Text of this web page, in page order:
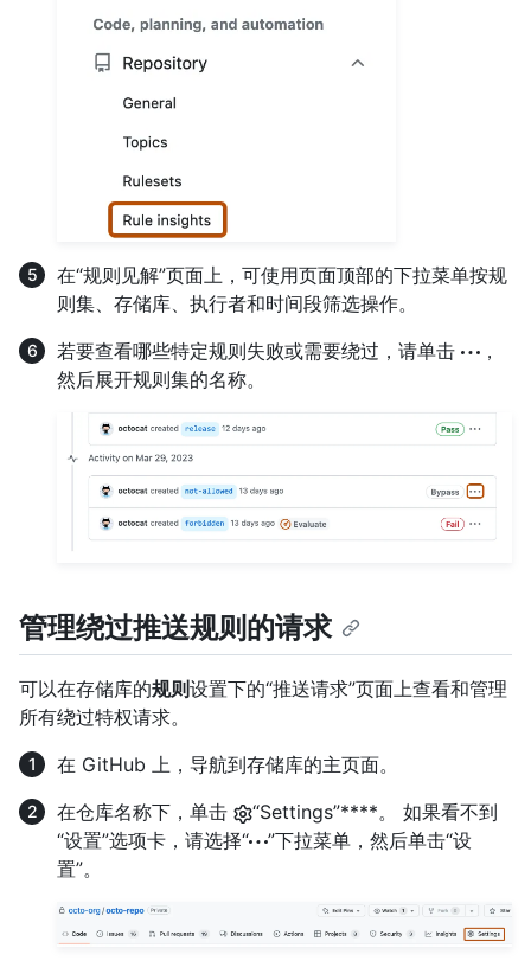
在“规则见解”页面上，可使用页面顶部的下拉菜单按规
则集、存储库、执行者和时间段筛选操作。
若要查看哪些特定规则失败或需要绕过，请单击
，
然后展开规则集的名称。
管理绕过推送规则的请求
可以在存储库的规则设置下的“推送请求”页面上查看和管理
所有绕过特权请求。
在 GitHub 上，导航到存储库的主页面。
在仓库名称下，单击
“Settings”****。 如果看不到
“设置”选项卡，请选择“
”下拉菜单，然后单击“设
置”。